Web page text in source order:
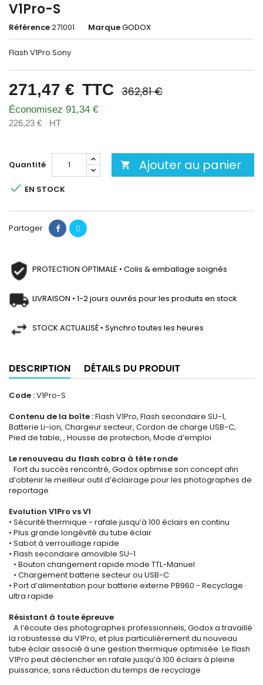
V1Pro-S
Référence271001 MarqueGODOX
Flash V1Pro Sony
271,47 € TTC 362,81 €
Économisez 91,34 €
226,23 € HT
Quantité  Ajouter au panier
 EN STOCK
Partager
PROTECTION OPTIMALE • Colis & emballage soignés
LIVRAISON • 1-2 jours ouvrés pour les produits en stock
STOCK ACTUALISÉ • Synchro toutes les heures
DESCRIPTION DÉTAILS DU PRODUIT
Code :V1Pro-S
Contenu de la boîte :Flash V1Pro, Flash secondaire SU-1,
Batterie Li-ion, Chargeur secteur, Cordon de charge USB-C,
Pied de table, , Housse de protection, Mode d’emploi
Le renouveau du flash cobra à tête ronde
Fort du succès rencontré, Godox optimise son concept afin
d’obtenir le meilleur outil d’éclairage pour les photographes de
reportage
Evolution V1Pro vs V1
• Sécurité thermique - rafale jusqu’à 100 éclairs en continu
• Plus grande longévité du tube éclair
• Sabot à verrouillage rapide
• Flash secondaire amovible SU-1
• Bouton changement rapide mode TTL-Manuel
• Chargement batterie secteur ou USB-C
• Port d’alimentation pour batterie externe PB960 - Recyclage
ultra rapide
Résistant à toute épreuve
A l’écoute des photographes professionnels, Godox a travaillé
la robustesse du V1Pro, et plus particulièrement du nouveau
tube éclair associé à une gestion thermique optimisée. Le flash
V1Pro peut déclencher en rafale jusqu’à 100 éclairs à pleine
puissance, sans réduction du temps de recyclage